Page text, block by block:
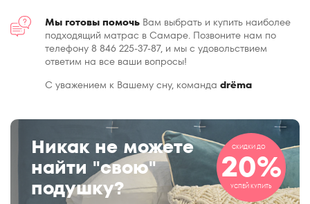
Мы готовы помочь Вам выбрать и купить наиболее
подходящий матрас в Самаре. Позвоните нам по
телефону 8 846 225-37-87, и мы с удовольствием
ответим на все ваши вопросы!
С уважением к Вашему сну, команда drёma
Никак не можете
найти "свою"
подушку?
СКИДКИ ДО
20%
УСПЕЙ КУПИТЬ